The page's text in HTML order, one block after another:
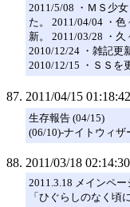
2011/5/08 ・ＭＳ少
た。 2011/04/04 ・
新。 2011/03/28 ・久
2010/12/24 ・雑記更
2010/12/15 ・ＳＳを
2011/04/15 01:18:42
生存報告 (04/15)
(06/10)-ナイトウィ
2011/03/18 02:14:30
2011.3.18 メインペー
「ひぐらしのなく頃